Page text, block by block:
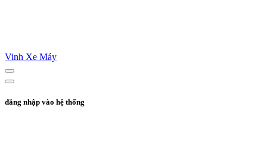
Vinh Xe Máy
đăng nhập vào hệ thống